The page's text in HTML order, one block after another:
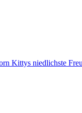
Kittys niedlichste